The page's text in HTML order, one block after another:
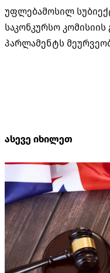
უფლებამოსილ
საკონკურსო
პარლამენტს
ასევე იხილეთ